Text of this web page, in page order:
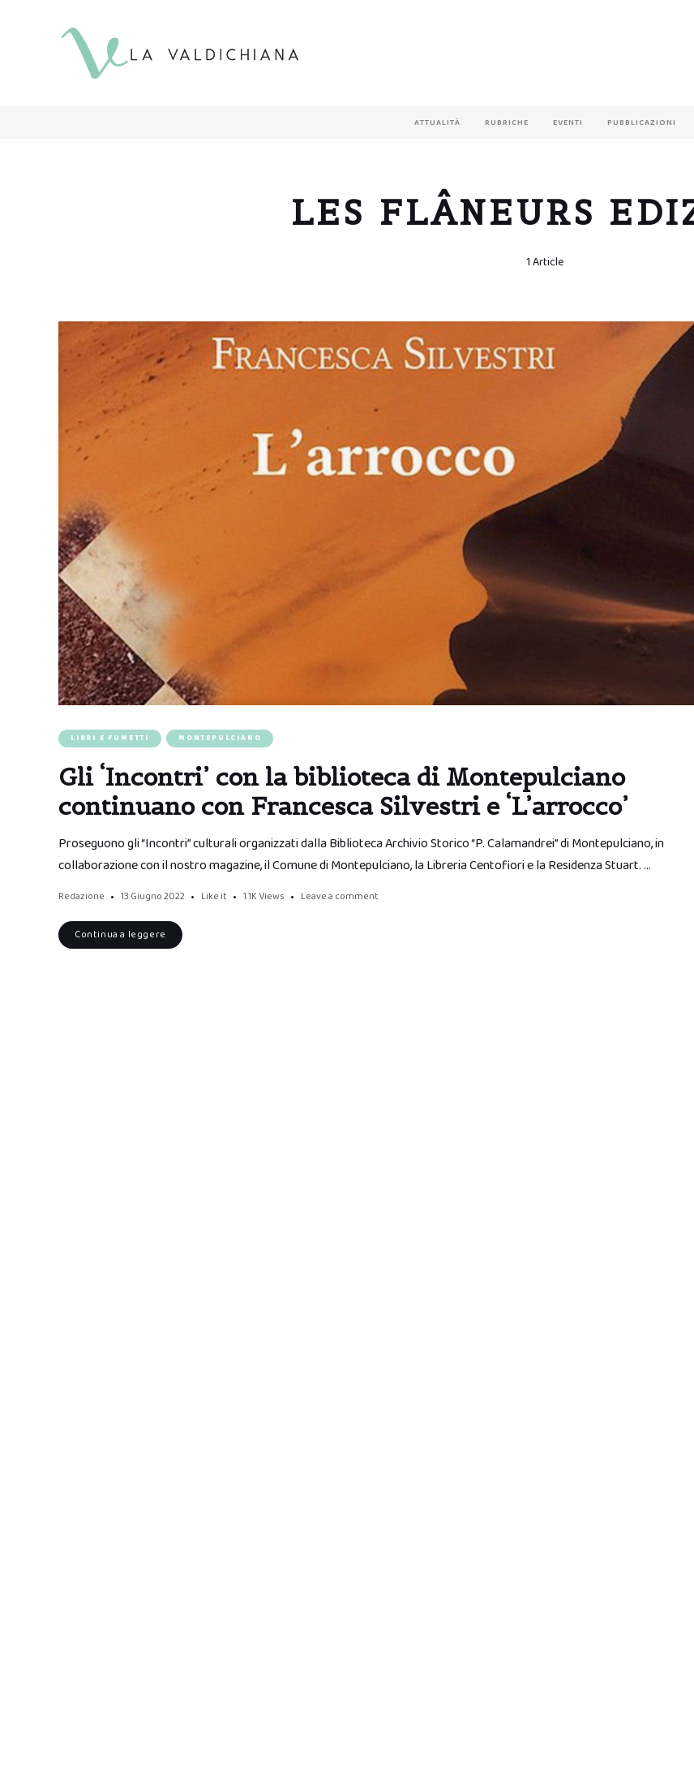
ATTUALITÀ RUBRICHE EVENTI PUBBLICAZIONI
LES FLÂNEURS
1 Article
LIBRI E FUMETTI MONTEPULCIANO
Gli ‘Incontri’ con la biblioteca di Montepulciano
continuano con Francesca Silvestri e ‘L’arrocco’
Proseguono gli “Incontri” culturali organizzati dalla Biblioteca Archivio Storico “P. Calamandrei” di Montepulciano, in
collaborazione con il nostro magazine, il Comune di Montepulciano, la Libreria Centofiori e la Residenza Stuart. …
Redazione 13 Giugno 2022 Like it 1.1K Views Leave a comment
Continua a leggere